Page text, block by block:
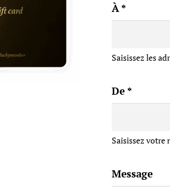
À *
Saisissez les
De *
Saisissez votre
Message